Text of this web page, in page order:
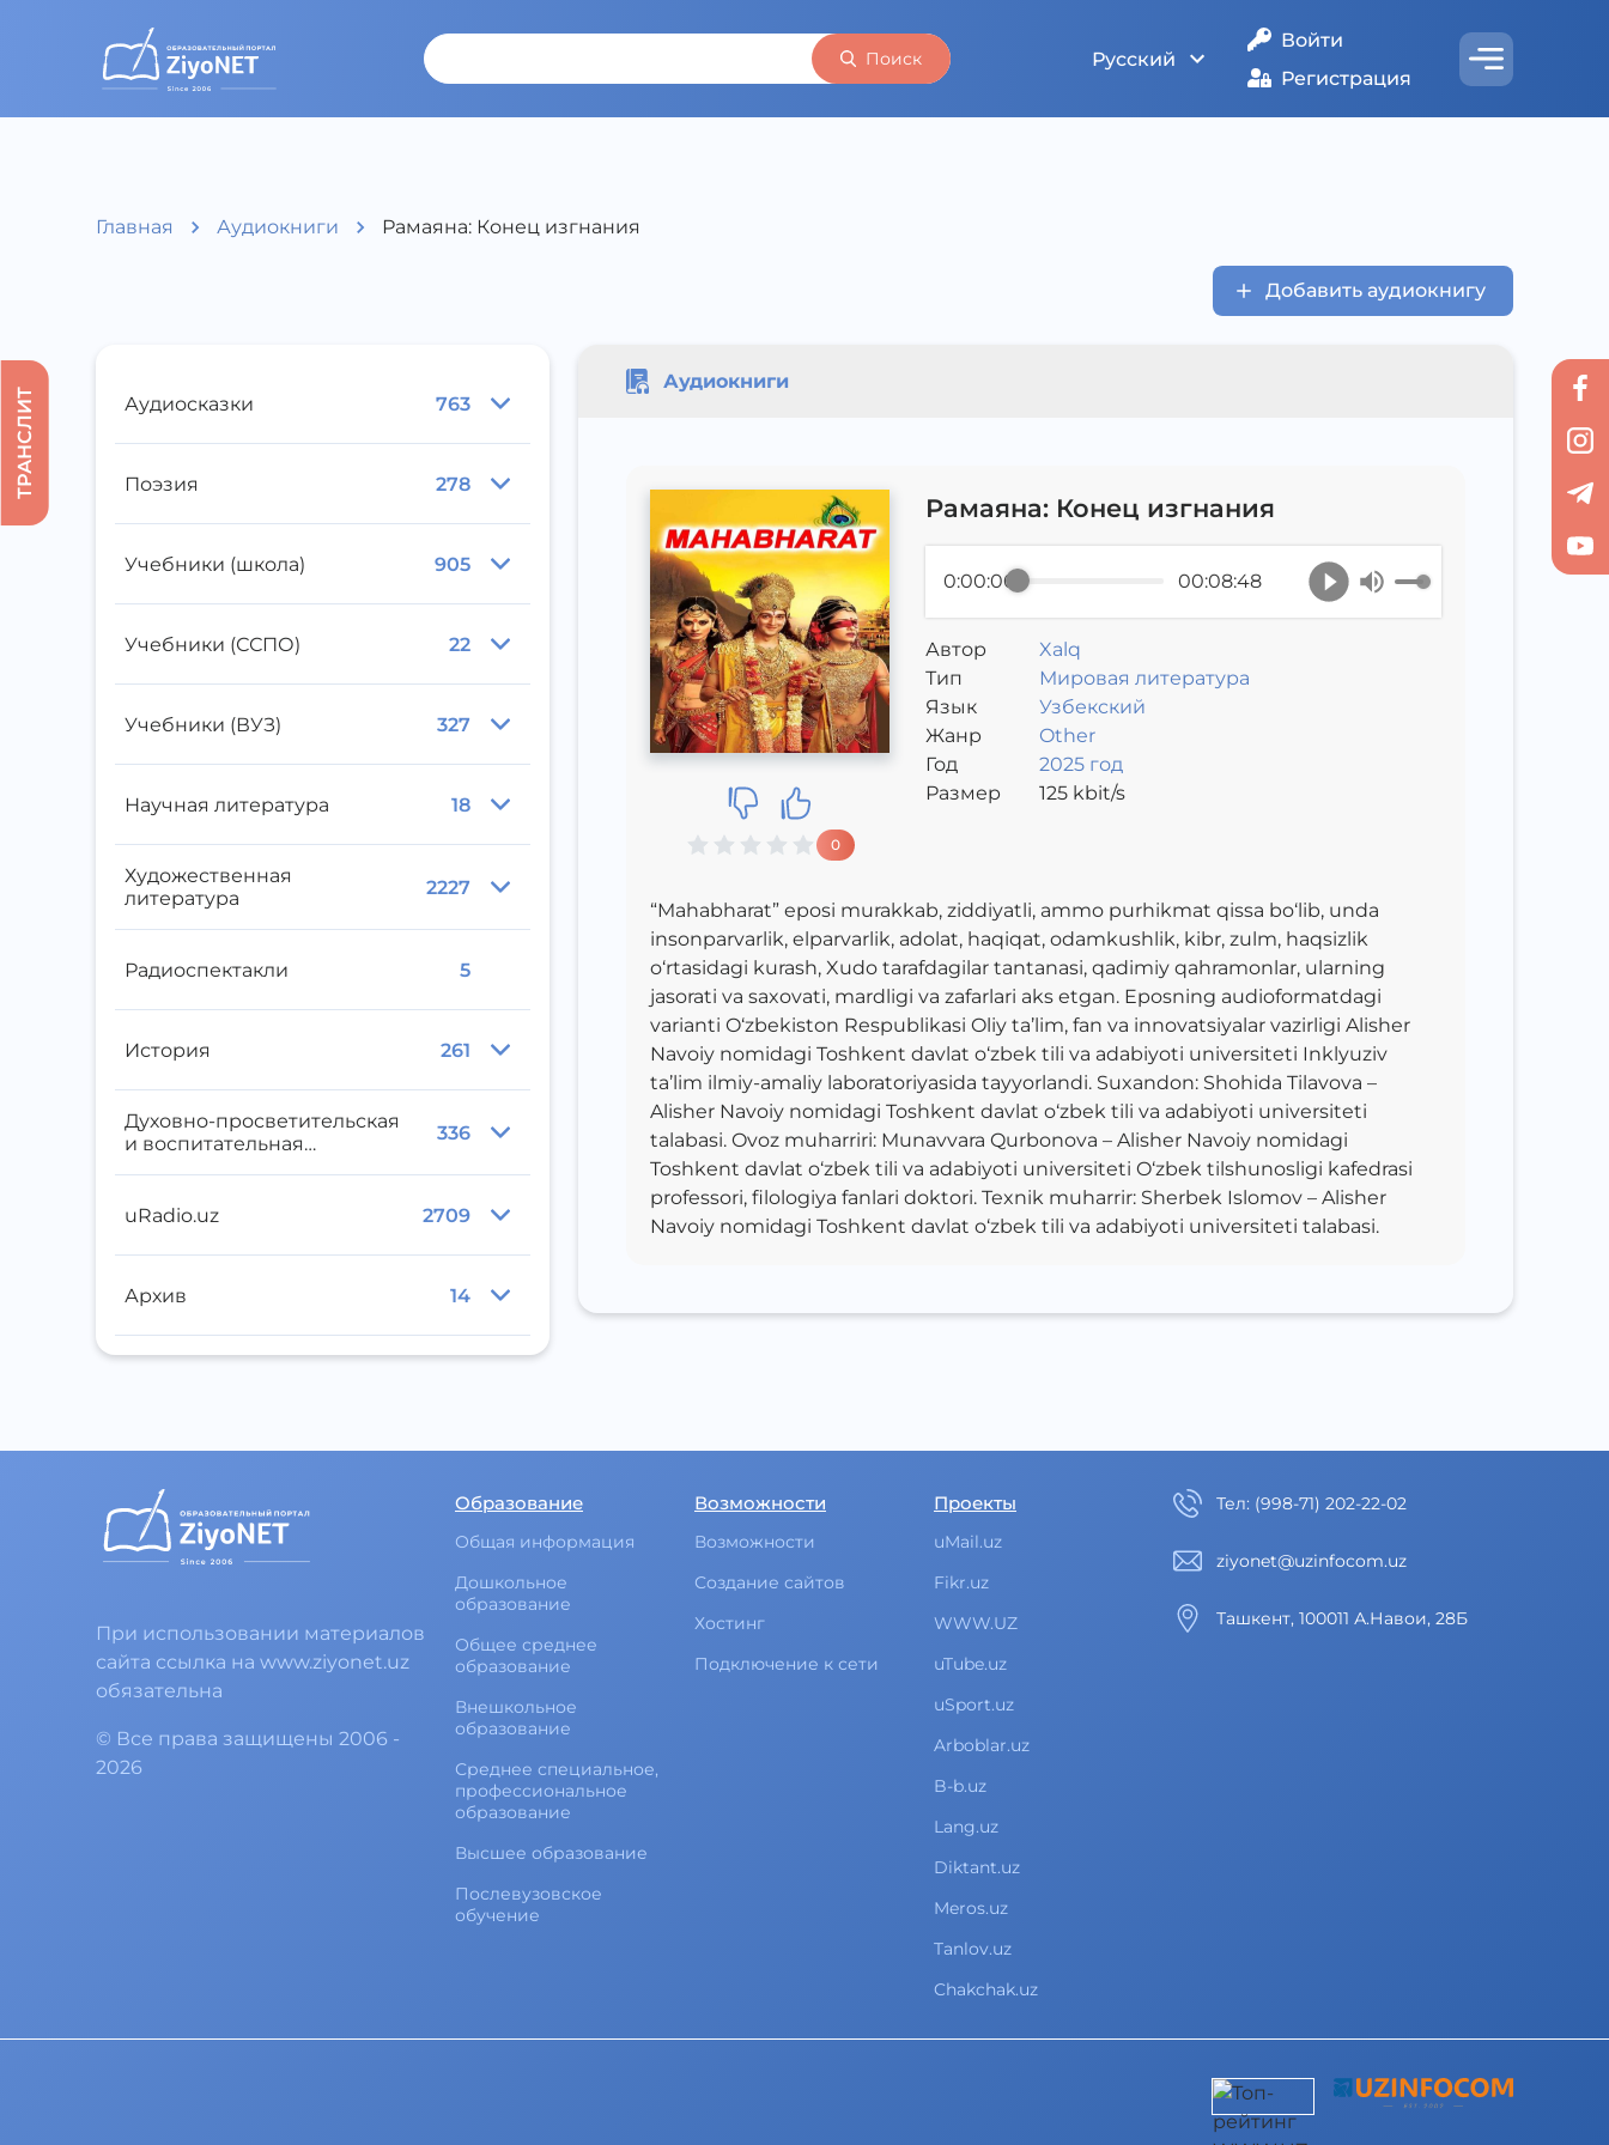
Поиск Русский
Войти
Регистрация
Главная Аудиокниги Рамаяна: Конец изгнания
Добавить аудиокнигу
Аудиосказки 763
Поэзия 278
Учебники (школа) 905
Учебники (ССПО) 22
Учебники (ВУЗ) 327
Научная литература 18
Художественная
литература
2227
Радиоспектакли 5
История 261
Духовно-просветительская
и воспитательная
336
uRadio.uz 2709
Архив 14
Аудиокниги
0
Рамаяна: Конец изгнания
0:00:00 00:08:48
Автор
Xalq
Тип
Мировая литература
Язык
Узбекский
Жанр
Other
Год
2025 год
Размер
125kbit/s
“Mahabharat” eposi murakkab, ziddiyatli, ammo purhikmat qissa bo‘lib, unda
insonparvarlik, elparvarlik, adolat, haqiqat, odamkushlik, kibr, zulm, haqsizlik
o‘rtasidagi kurash, Xudo tarafdagilar tantanasi, qadimiy qahramonlar, ularning
jasorati va saxovati, mardligi va zafarlari aks etgan. Eposning audioformatdagi
varianti O‘zbekiston Respublikasi Oliy ta’lim, fan va innovatsiyalar vazirligi Alisher
Navoiy nomidagi Toshkent davlat o‘zbek tili va adabiyoti universiteti Inklyuziv
ta’lim ilmiy-amaliy laboratoriyasida tayyorlandi. Suxandon: Shohida Tilavova –
Alisher Navoiy nomidagi Toshkent davlat o‘zbek tili va adabiyoti universiteti
talabasi. Ovoz muharriri: Munavvara Qurbonova – Alisher Navoiy nomidagi
Toshkent davlat o‘zbek tili va adabiyoti universiteti O‘zbek tilshunosligi kafedrasi
professori, filologiya fanlari doktori. Texnik muharrir: Sherbek Islomov – Alisher
Navoiy nomidagi Toshkent davlat o‘zbek tili va adabiyoti universiteti talabasi.
ТРАНСЛИТ
При использовании материалов
сайта ссылка на www.ziyonet.uz
обязательна
© Все права защищены 2006 -
2026
Образование
Общая информация
Дошкольное
образование
Общее среднее
образование
Внешкольное
образование
Среднее специальное,
профессиональное
образование
Высшее образование
Послевузовское
обучение
Возможности
Возможности
Создание сайтов
Хостинг
Подключение к сети
Проекты
uMail.uz
Fikr.uz
WWW.UZ
uTube.uz
uSport.uz
Arboblar.uz
B-b.uz
Lang.uz
Diktant.uz
Meros.uz
Tanlov.uz
Chakchak.uz
Тел: (998-71) 202-22-02
ziyonet@uzinfocom.uz
Ташкент, 100011 А.Навои, 28Б